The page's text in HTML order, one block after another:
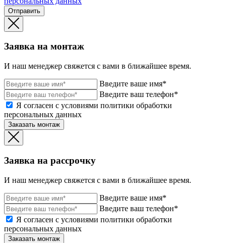
Отправить
Заявка на монтаж
И наш менеджер свяжется с вами в ближайшее время.
Введите ваше имя*
Введите ваш телефон*
Я согласен с условиями политики обработки
персональных данных
Заказать монтаж
Заявка на рассрочку
И наш менеджер свяжется с вами в ближайшее время.
Введите ваше имя*
Введите ваш телефон*
Я согласен с условиями политики обработки
персональных данных
Заказать монтаж